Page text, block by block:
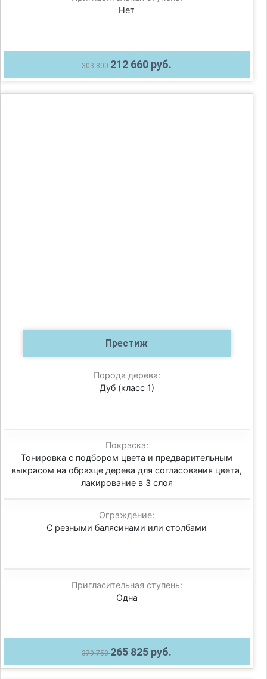
Нет
303 800212 660 руб.
Престиж
Порода дерева:
Дуб (класс 1)
Покраска:
Тонировка с подбором цвета и предварительным
выкрасом на образце дерева для согласования цвета,
лакирование в 3 слоя
Ограждение:
С резными балясинами или столбами
Пригласительная ступень:
Одна
379 750265 825 руб.